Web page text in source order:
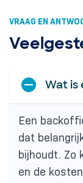
VRAAG EN
Wat is
Een
dat
bijhoudt. Zo
en de